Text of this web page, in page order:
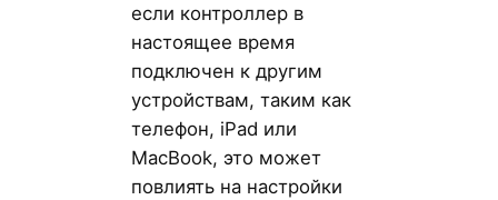
если контроллер в
настоящее время
подключен к другим
устройствам, таким как
телефон, iPad или
MacBook, это может
повлиять на настройки